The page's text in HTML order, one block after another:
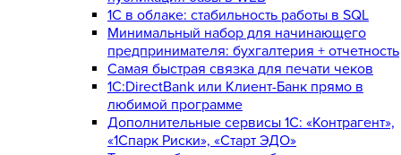
1С в облаке: стабильность работы в SQL
Минимальный набор для начинающего
предпринимателя: бухгалтерия + отчетность
Самая быстрая связка для печати чеков
1С:DirectBank или Клиент-Банк прямо в
любимой программе
Дополнительные сервисы 1С: «Контрагент»,
«1Спарк Риски», «Старт ЭДО»